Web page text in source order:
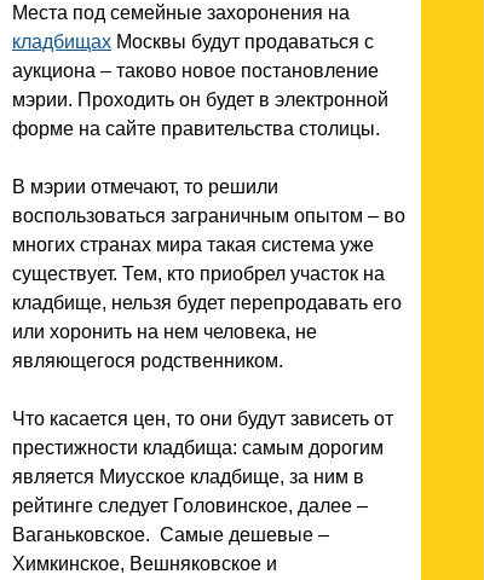
Места под семейные захоронения на
кладбищах Москвы будут продаваться с
аукциона – таково новое постановление
мэрии. Проходить он будет в электронной
форме на сайте правительства столицы.
В мэрии отмечают, то решили
воспользоваться заграничным опытом – во
многих странах мира такая система уже
существует. Тем, кто приобрел участок на
кладбище, нельзя будет перепродавать его
или хоронить на нем человека, не
являющегося родственником.
Что касается цен, то они будут зависеть от
престижности кладбища: самым дорогим
является Миусское кладбище, за ним в
рейтинге следует Головинское, далее –
Ваганьковское. Самые дешевые –
Химкинское, Вешняковское и